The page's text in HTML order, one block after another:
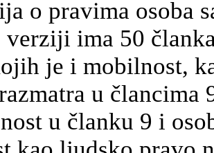
o pravima osoba
verziji ima 50
je i mobilnost,
u člancima
u članku 9 i